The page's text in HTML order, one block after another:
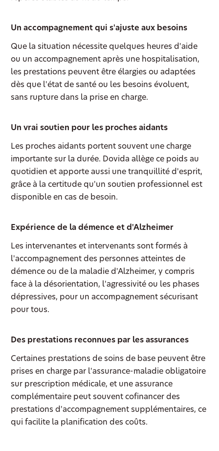
Un accompagnement qui s'ajuste aux besoins
Que la situation nécessite quelques heures d'aide
ou un accompagnement après une hospitalisation,
les prestations peuvent être élargies ou adaptées
dès que l'état de santé ou les besoins évoluent,
sans rupture dans la prise en charge.
Un vrai soutien pour les proches aidants
Les proches aidants portent souvent une charge
importante sur la durée. Dovida allège ce poids au
quotidien et apporte aussi une tranquillité d'esprit,
grâce à la certitude qu'un soutien professionnel est
disponible en cas de besoin.
Expérience de la démence et d'Alzheimer
Les intervenantes et intervenants sont formés à
l'accompagnement des personnes atteintes de
démence ou de la maladie d'Alzheimer, y compris
face à la désorientation, l'agressivité ou les phases
dépressives, pour un accompagnement sécurisant
pour tous.
Des prestations reconnues par les assurances
Certaines prestations de soins de base peuvent être
prises en charge par l'assurance-maladie obligatoire
sur prescription médicale, et une assurance
complémentaire peut souvent cofinancer des
prestations d'accompagnement supplémentaires, ce
qui facilite la planification des coûts.